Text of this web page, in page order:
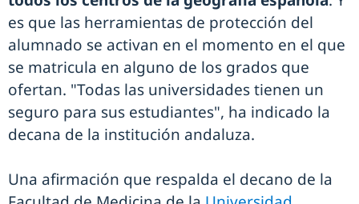
es que las herramientas de protección del
alumnado se activan en el momento en el que
se matricula en alguno de los grados que
ofertan. "Todas las universidades tienen un
seguro para sus estudiantes", ha indicado la
decana de la institución andaluza.
Una afirmación que respalda el decano de la